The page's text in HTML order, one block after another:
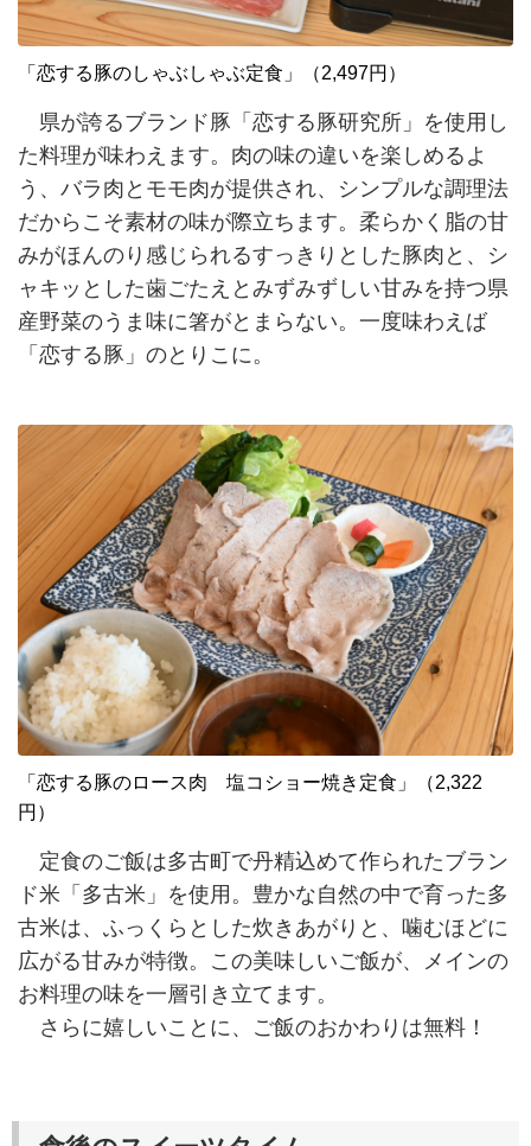
「恋する豚のしゃぶしゃぶ定食」（2,497円）
県が誇るブランド豚「恋する豚研究所」を使用し
た料理が味わえます。肉の味の違いを楽しめるよ
う、バラ肉とモモ肉が提供され、シンプルな調理法
だからこそ素材の味が際立ちます。柔らかく脂の甘
みがほんのり感じられるすっきりとした豚肉と、シ
ャキッとした歯ごたえとみずみずしい甘みを持つ県
産野菜のうま味に箸がとまらない。一度味わえば
「恋する豚」のとりこに。
「恋する豚のロース肉 塩コショー焼き定食」（2,322
円）
定食のご飯は多古町で丹精込めて作られたブラン
ド米「多古米」を使用。豊かな自然の中で育った多
古米は、ふっくらとした炊きあがりと、噛むほどに
広がる甘みが特徴。この美味しいご飯が、メインの
お料理の味を一層引き立てます。
さらに嬉しいことに、ご飯のおかわりは無料！